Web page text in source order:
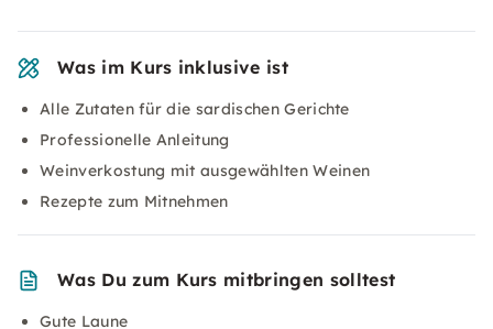
Was im Kurs inklusive ist
Alle Zutaten für die sardischen Gerichte
Professionelle Anleitung
Weinverkostung mit ausgewählten Weinen
Rezepte zum Mitnehmen
Was Du zum Kurs mitbringen solltest
Gute Laune